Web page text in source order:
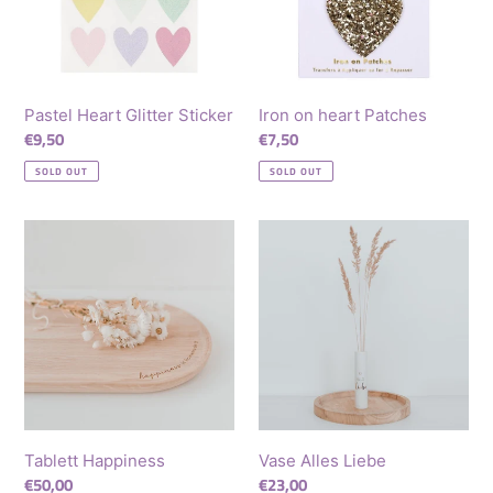
Pastel Heart Glitter Sticker
Regular
price
€9,50
SOLD OUT
Iron on heart Patches
Regular
price
€7,50
SOLD OUT
Tablett Happiness
Regular
€50,00
Vase Alles Liebe
Regular
€23,00